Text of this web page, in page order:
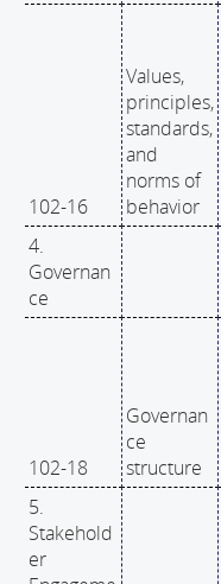
102-16
Values,
principles,
standards,
and
norms of
behavior
4.
Governan
ce
102-18
Governan
ce
structure
5.
Stakehold
er